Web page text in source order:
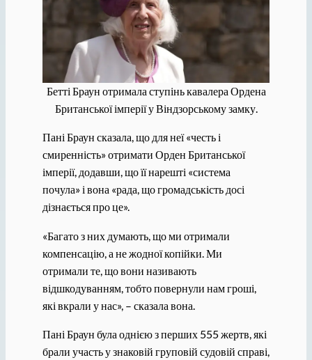
Бетті Браун отримала ступінь кавалера Ордена
Британської імперії у Віндзорському замку.
Пані Браун сказала, що для неї «честь і
смиренність» отримати Орден Британської
імперії, додавши, що її нарешті «система
почула» і вона «рада, що громадськість досі
дізнається про це».
«Багато з них думають, що ми отримали
компенсацію, а не жодної копійки. Ми
отримали те, що вони називають
відшкодуванням, тобто повернули нам гроші,
які вкрали у нас», – сказала вона.
Пані Браун була однією з перших 555 жертв, які
брали участь у знаковій груповій судовій справі,